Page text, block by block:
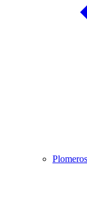
Plomeros